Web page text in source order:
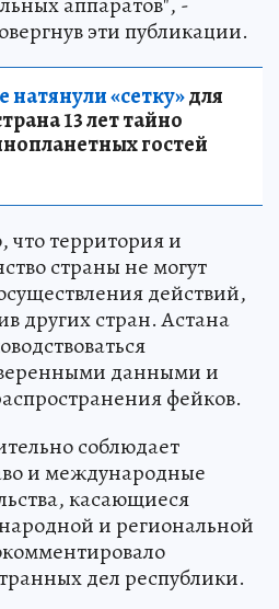
эти публикации.
«сетку»для
13 лет тайно
гостей
что территория и
страны не могут
действий,
других стран. Астана
данными и
фейков.
соблюдает
и международные
касающиеся
и региональной
дел республики.